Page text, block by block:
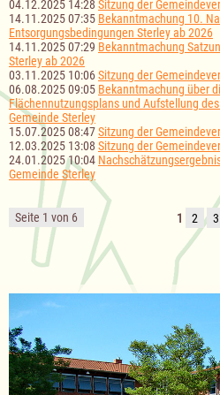
04.12.2025 14:28 Sitzung der
14.11.2025 07:35 Bekanntmachung 10.
Entsorgungsbedingungen Sterley ab 2026
14.11.2025 07:29 Bekanntmachung
Sterley ab 2026
03.11.2025 10:06Sitzung der
06.08.2025 09:05 Bekanntmachung über
Flächennutzungsplans und Aufstellung
Gemeinde Sterley
15.07.2025 08:47Sitzung der
12.03.2025 13:08 Sitzung der
24.01.2025 10:04
Gemeinde Sterley
Seite 1 von 6 1 2 3